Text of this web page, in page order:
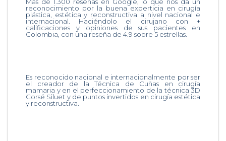
reconocimiento por la buena experticia en cirugía
plástica, estética y reconstructiva a nivel nacional e
internacional. Haciéndolo el cirujano con +
calificaciones y opiniones de sus pacientes en
Colombia, con una reseña de 4.9 sobre 5 estrellas.
Es reconocido nacional e internacionalmente por ser
el creador de la Técnica de Cuñas en cirugía
mamaria y en el perfeccionamiento de la técnica 3D
Corsé Siluet y de puntos invertidos en cirugía estética
y reconstructiva.